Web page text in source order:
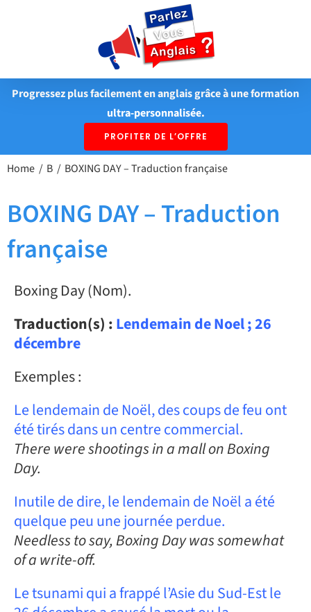
Progressez plus facilement en anglais grâce à une formation
ultra-personnalisée.
PROFITER DE L’OFFRE
Home B BOXING DAY – Traduction française
BOXING DAY – Traduction
française
Boxing Day (Nom).
Traduction(s) :Lendemain de Noel ; 26
décembre
Exemples :
Le lendemain de Noël, des coups de feu ont
été tirés dans un centre commercial.
There were shootings in a mall on Boxing
Day.
Inutile de dire, le lendemain de Noël a été
quelque peu une journée perdue.
Needless to say, Boxing Day was somewhat
of a write-off.
Le tsunami qui a frappé l’Asie du Sud-Est le